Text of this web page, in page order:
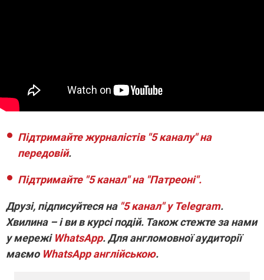
Підтримайте журналістів "5 каналу" на
передовій.
Підтримайте "5 канал" на "Патреоні".
Друзі, підписуйтеся на "5 канал" у Telegram.
Хвилина – і ви в курсі подій. Також стежте за нами
у мережі WhatsApp. Для англомовної аудиторії
маємо WhatsApp англійською.